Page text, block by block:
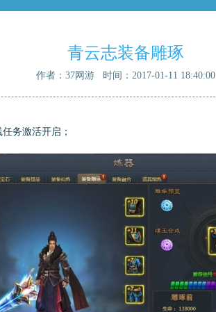
青云志装备雕琢
作者：37网游 时间：2017-01-11 18:40:00
务激活开启；